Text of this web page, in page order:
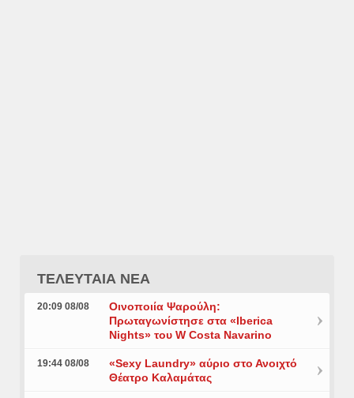
ΤΕΛΕΥΤΑΙΑ ΝΕΑ
20:09 08/08
Οινοποιία Ψαρούλη:
Πρωταγωνίστησε στα «Iberica
Nights» του W Costa Navarino
19:44 08/08
«Sexy Laundry» αύριο στο Ανοιχτό
Θέατρο Καλαμάτας